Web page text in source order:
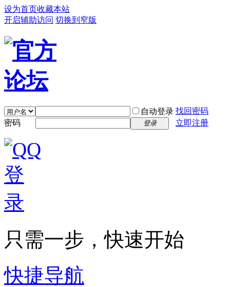
设为首页收藏本站
开启辅助访问 切换到窄版
自动登录 找回密码
密码
登录 立即注册
只需一步，快速开始
快捷导航